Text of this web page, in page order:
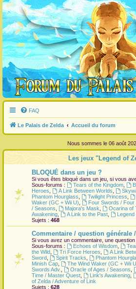
FAQ
Le Palais de Zelda Accueil du forum
Nous sommes le 06 août
Les jeux "Legend of
BLOQUÉ dans un jeu ?
Si vous êtes bloqué dans un jeu, si vous
Sous-forums :
Tears of the Kingdom,
Heroes
A Link Between Worlds
Phantom Hourglass
Twilight Princess
Waker (GC + Wii U)
Four Swords / Four
/ Seasons
Majora's Mask Ocarina of
Awakening
A Link to the Past,
Legend
Sujets : 468
Commentaire / question générale
Si vous avez un commentaire, une
Sous-forums :
Echoes of Wisdom,
the Wild
Tri Force Heroes A Link
Sword
Spirit Tracks Phantom
Minish Cap
The Wind Waker (GC + Wii
Swords Adv.
Oracle of Ages / Seasons
Time / Master Quest
Link's Awakening,
of Zelda / Adventure of Link
Sujets : 628